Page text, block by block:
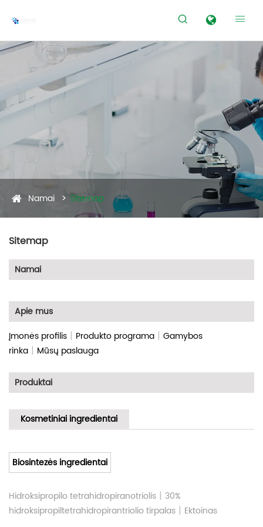
 
Namai Sitemap
Sitemap
Namai
Apie mus
Įmonės profilis | Produkto programa | Gamybos
rinka | Mūsų paslauga
Produktai
Kosmetiniai ingredientai
Biosintezės ingredientai
Hidroksipropilo tetrahidropiranotriolis | 30%
hidroksipropiltetrahidropirantriolio tirpalas | Ektoinas